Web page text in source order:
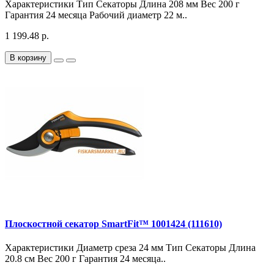
Характеристики Тип Секаторы Длина 208 мм Вес 200 г
Гарантия 24 месяца Рабочий диаметр 22 м..
1 199.48 р.
В корзину
Плоскостной секатор SmartFit™ 1001424 (111610)
Характеристики Диаметр среза 24 мм Тип Секаторы Длина
20.8 см Вес 200 г Гарантия 24 месяца..